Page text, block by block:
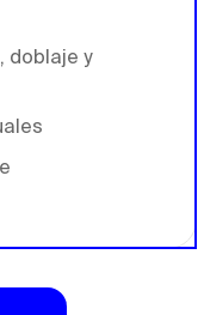
doblaje y